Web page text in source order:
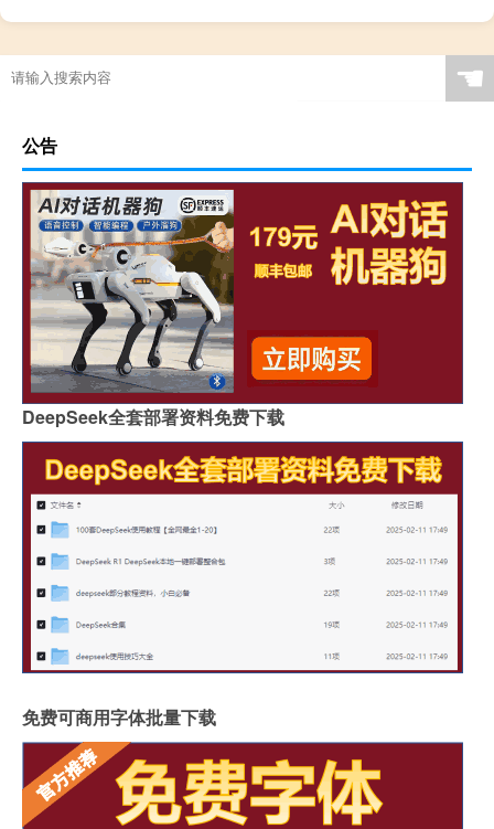
☚
公告
DeepSeek全套部署资料免费下载
免费可商用字体批量下载